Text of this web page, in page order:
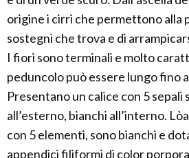
origine i cirri che permettono alla
sostegni che trova e di
I fiori sono terminali e molto
peduncolo può essere lungo fino
Presentano un calice con 5 sepali
all’esterno, bianchi all’interno.
con 5 elementi, sono bianchi e
appendici filiformi di color